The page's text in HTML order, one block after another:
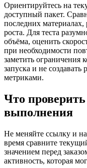
Ориентируйтесь на
доступный пакет.
последних
роста. Для теста
объёма, оценить
при необходимости
заметить ограничения
запуска и не
метриками.
Что
выполнения
Не меняйте ссылку и
время сравните
значением перед
активность, которая